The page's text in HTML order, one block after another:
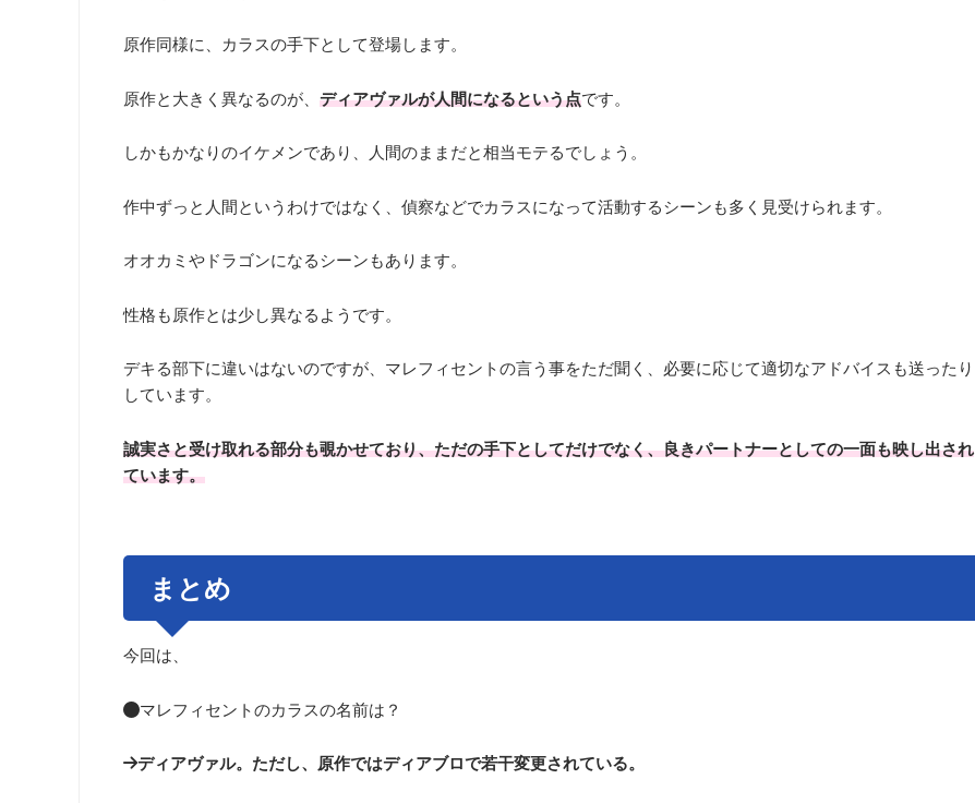
原作同様に、カラスの手下として登場します。
原作と大きく異なるのが、 ディアヴァルが人間になるという点です。
しかもかなりのイケメンであり、人間のままだと相当モテるでしょう。
作中ずっと人間というわけではなく、偵察などでカラスになって活動するシーンも多く見受けられます。
オオカミやドラゴンになるシーンもあります。
性格も原作とは少し異なるようです。
デキる部下に違いはないのですが、マレフィセントの言う事をただ聞く、必要に応じて適切なアドバイスも送ったり
しています。
誠実さと受け取れる部分も覗かせており、ただの手下としてだけでなく、良きパートナーとしての一面も映し出され
ています。
まとめ
今回は、
●マレフィセントのカラスの名前は？
→ディアヴァル。ただし、原作ではディアブロで若干変更されている。